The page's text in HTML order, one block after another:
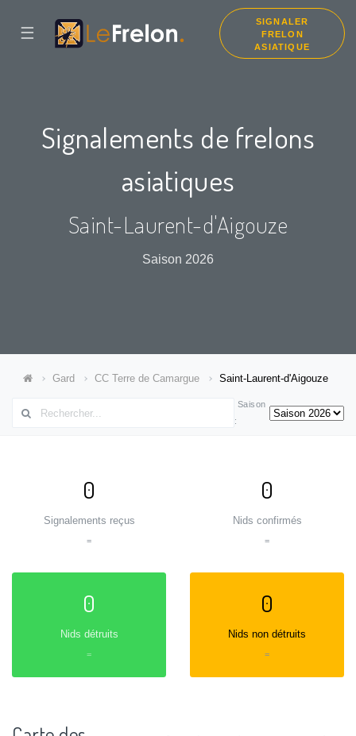
☰
SIGNALER
FRELON
ASIATIQUE
Signalements de frelons
asiatiques
Saint-Laurent-d'Aigouze
Saison 2026
Gard CC Terre de Camargue Saint-Laurent-d'Aigouze
Saison
:
0
Signalements reçus
=
0
Nids confirmés
=
0
Nids détruits
=
0
Nids non détruits
=